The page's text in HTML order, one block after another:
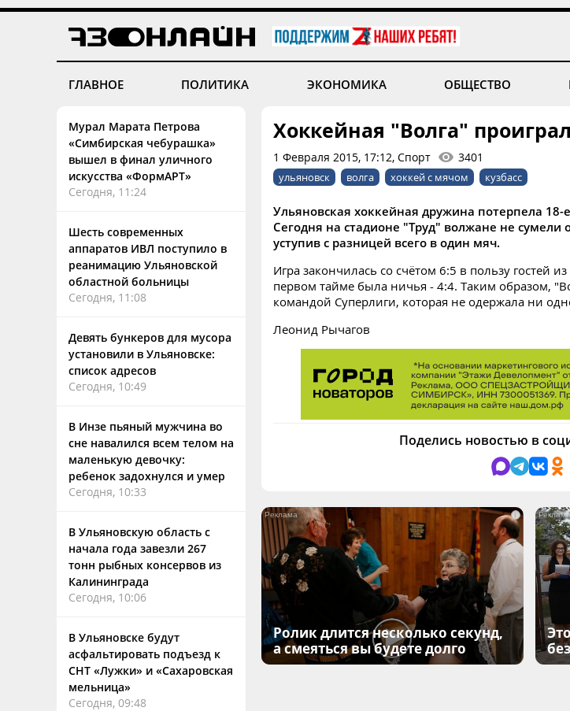
ГЛАВНОЕ ПОЛИТИКА ЭКОНОМИКА ОБЩЕСТВО
Мурал Марата Петрова
«Симбирская чебурашка»
вышел в финал уличного
искусства «ФормАРТ»
Сегодня, 11:24
Шесть современных
аппаратов ИВЛ поступило в
реанимацию Ульяновской
областной больницы
Сегодня, 11:08
Девять бункеров для мусора
установили в Ульяновске:
список адресов
Сегодня, 10:49
В Инзе пьяный мужчина во
сне навалился всем телом на
маленькую девочку:
ребенок задохнулся и умер
Сегодня, 10:33
В Ульяновскую область с
начала года завезли 267
тонн рыбных консервов из
Калининграда
Сегодня, 10:06
В Ульяновске будут
асфальтировать подъезд к
СНТ «Лужки» и «Сахаровская
мельница»
Сегодня, 09:48
Хоккейная "Волга"
1 Февраля 2015, 17:12, Спорт 3401
ульяновск волга хоккей с мячом кузбасс
Ульяновская хоккейная дружина потерпела
Сегодня на стадионе "Труд" волжане не сумели
уступив с разницей всего в один мяч.
Игра закончилась со счётом 6:5 в пользу гостей
первом тайме была ничья - 4:4. Таким образом,
командой Суперлиги, которая не одержала ни
Леонид Рычагов
Поделись новостью в
i
Ролик длится несколько секунд,
а смеяться вы будете долго